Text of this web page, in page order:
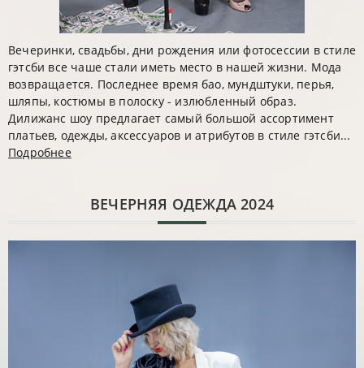
Вечеринки, свадьбы, дни рождения или фотосессии в стиле
гэтсби все чаше стали иметь место в нашей жизни. Мода
возвращается. Последнее время бао, мундштуки, перья,
шляпы, костюмы в полоску - излюбленный образ.
Дилижанс шоу предлагает самый большой ассортимент
платьев, одежды, аксессуаров и атрибутов в стиле гэтсби...
Подробнее
ВЕЧЕРНЯЯ ОДЕЖДА 2024